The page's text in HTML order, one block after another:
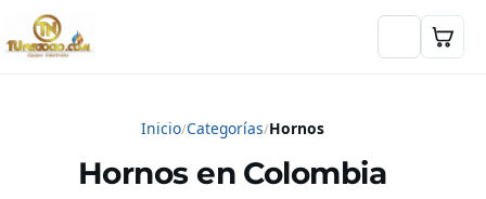
Inicio Categorías Hornos
Hornos en Colombia